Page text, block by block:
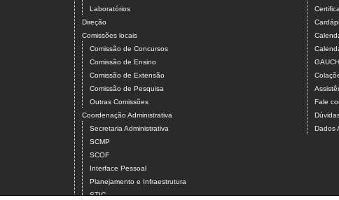
Laboratórios
Direção
Comissões locais
Comissão de Concursos
Comissão de Ensino
Comissão de Extensão
Comissão de Pesquisa
Outras Comissões
Coordenação Administrativa
Secretaria Administrativa
SCMP
SCOF
Interface Pessoal
Planejamento e Infraestrutura
STIC
Fale
Dados